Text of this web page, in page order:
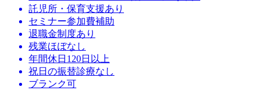
託児所・保育支援あり
セミナー参加費補助
退職金制度あり
残業ほぼなし
年間休日120日以上
祝日の振替診療なし
ブランク可